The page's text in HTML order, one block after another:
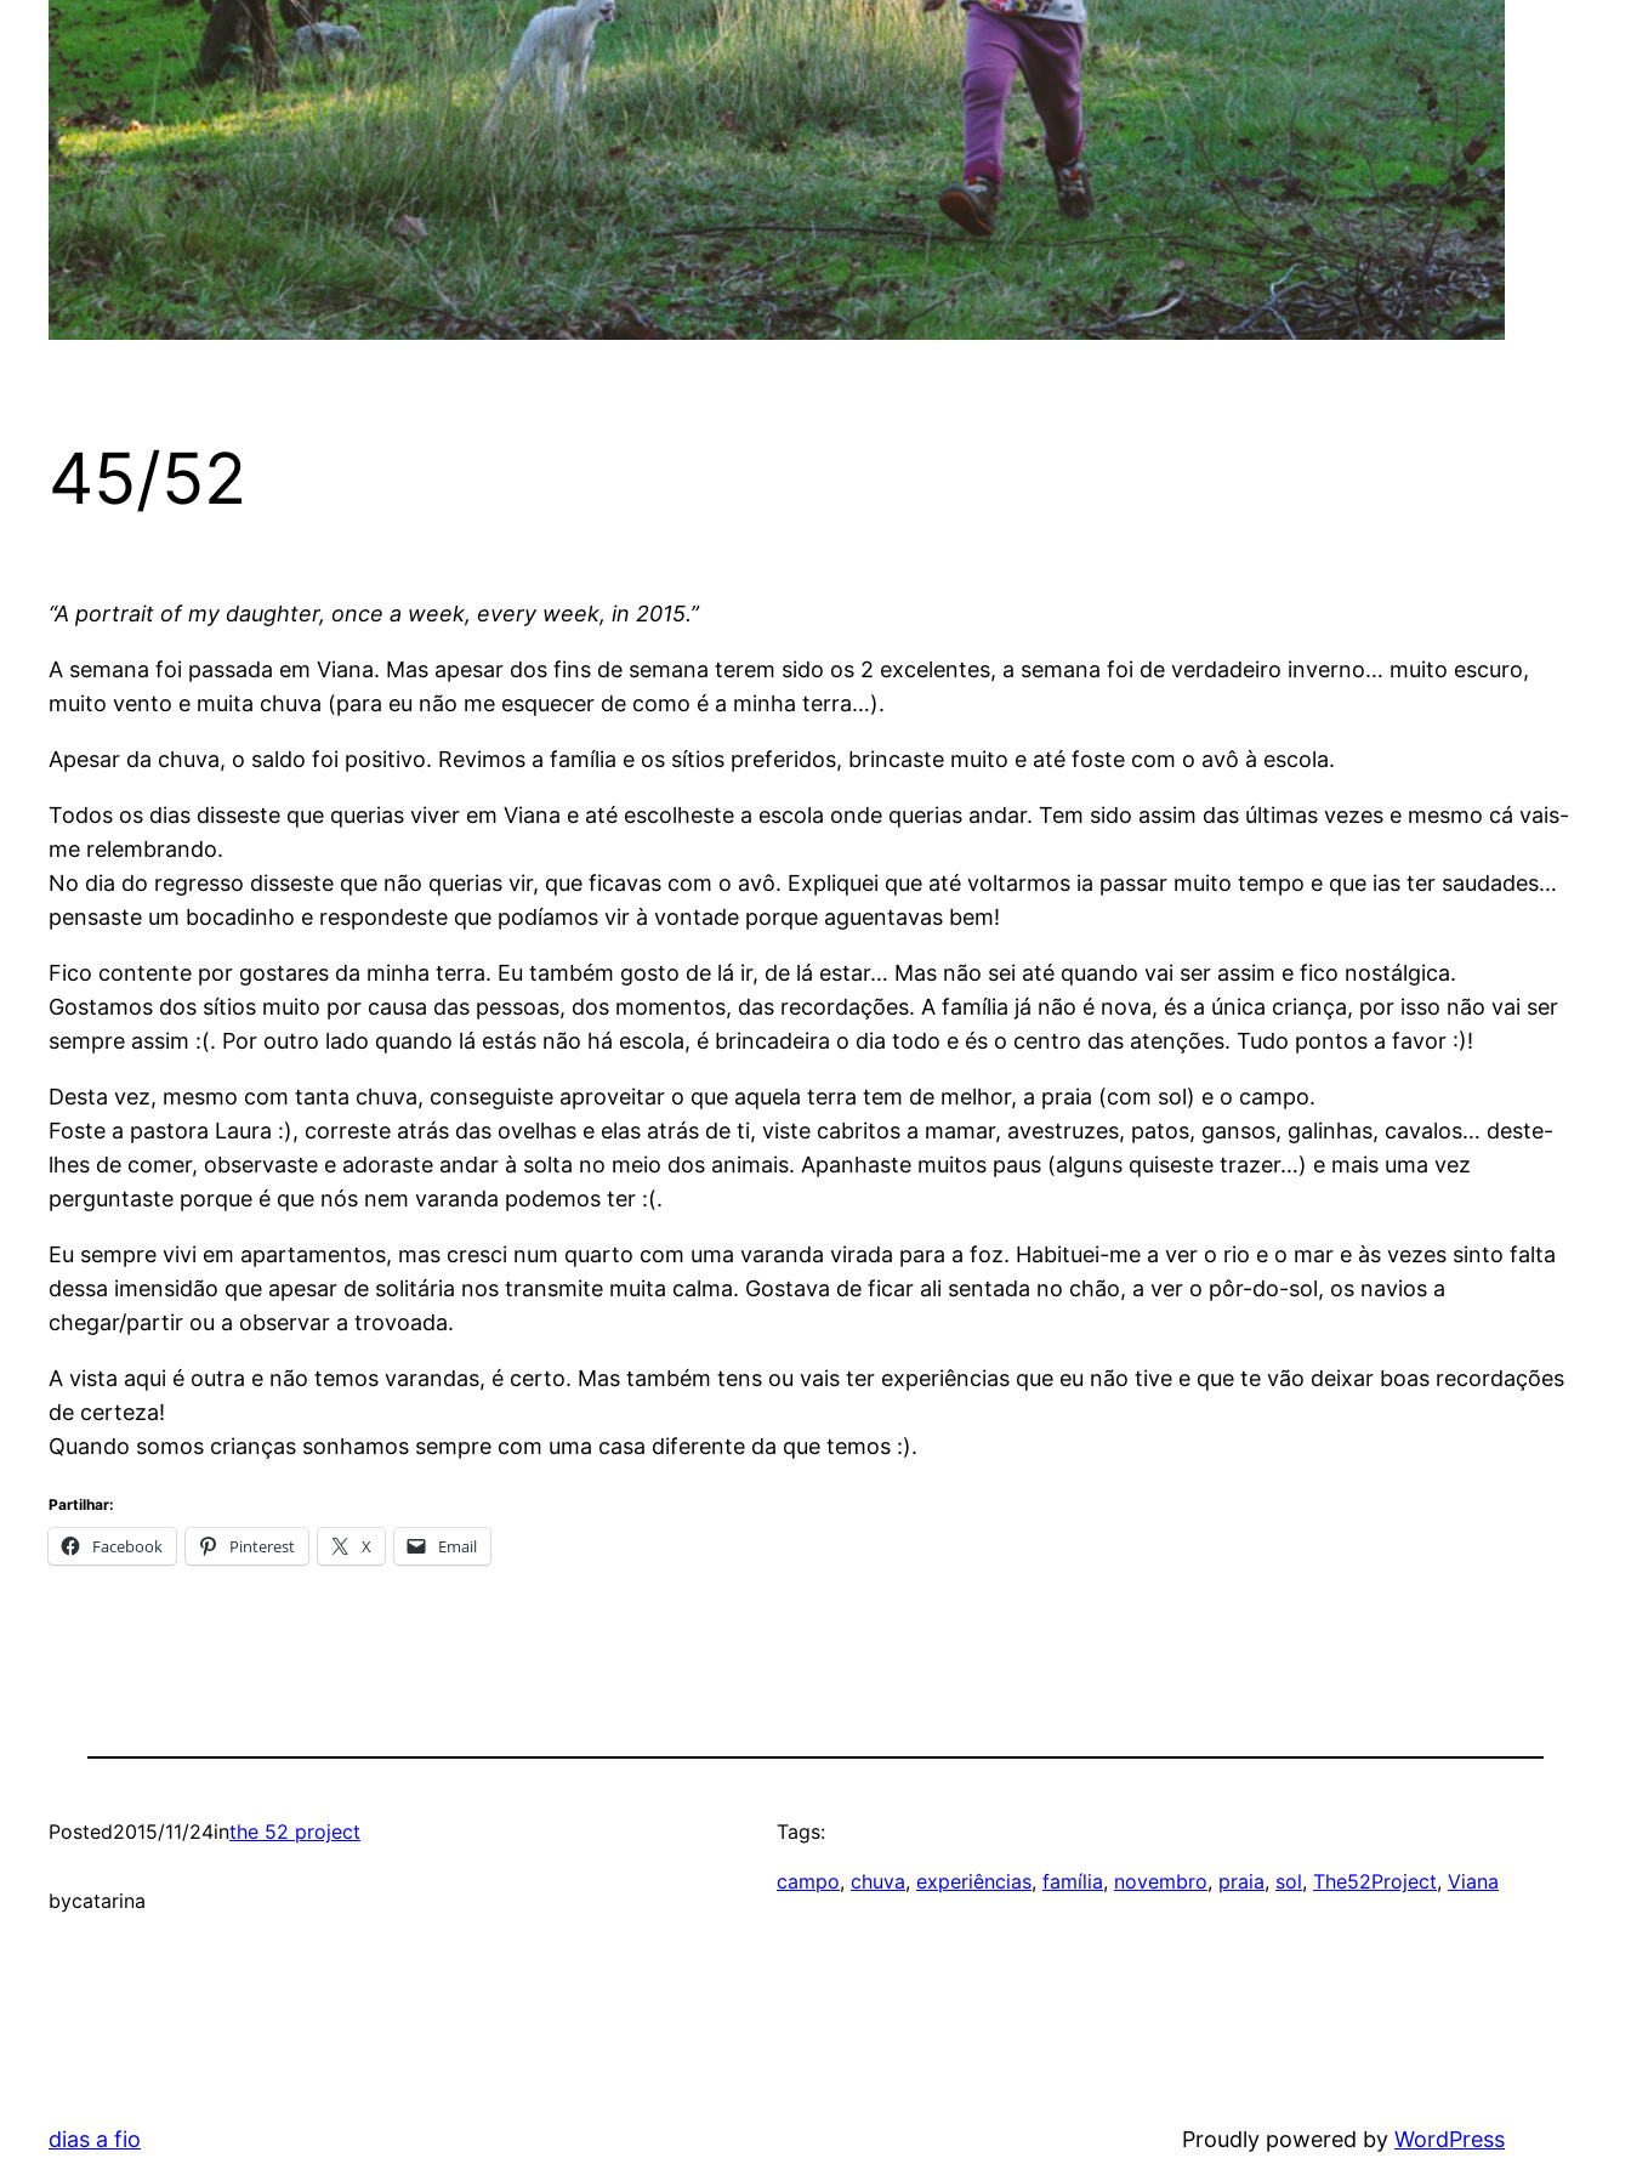
45/52
“A portrait of my daughter, once a week, every week, in 2015.”
A semana foi passada em Viana. Mas apesar dos fins de semana terem sido os 2 excelentes, a semana foi de verdadeiro inverno… muito escuro,
muito vento e muita chuva (para eu não me esquecer de como é a minha terra…).
Apesar da chuva, o saldo foi positivo. Revimos a família e os sítios preferidos, brincaste muito e até foste com o avô à escola.
Todos os dias disseste que querias viver em Viana e até escolheste a escola onde querias andar. Tem sido assim das últimas vezes e mesmo cá vais-
me relembrando.
No dia do regresso disseste que não querias vir, que ficavas com o avô. Expliquei que até voltarmos ia passar muito tempo e que ias ter saudades…
pensaste um bocadinho e respondeste que podíamos vir à vontade porque aguentavas bem!
Fico contente por gostares da minha terra. Eu também gosto de lá ir, de lá estar… Mas não sei até quando vai ser assim e fico nostálgica.
Gostamos dos sítios muito por causa das pessoas, dos momentos, das recordações. A família já não é nova, és a única criança, por isso não vai ser
sempre assim :(. Por outro lado quando lá estás não há escola, é brincadeira o dia todo e és o centro das atenções. Tudo pontos a favor :)!
Desta vez, mesmo com tanta chuva, conseguiste aproveitar o que aquela terra tem de melhor, a praia (com sol) e o campo.
Foste a pastora Laura :), correste atrás das ovelhas e elas atrás de ti, viste cabritos a mamar, avestruzes, patos, gansos, galinhas, cavalos… deste-
lhes de comer, observaste e adoraste andar à solta no meio dos animais. Apanhaste muitos paus (alguns quiseste trazer…) e mais uma vez
perguntaste porque é que nós nem varanda podemos ter :(.
Eu sempre vivi em apartamentos, mas cresci num quarto com uma varanda virada para a foz. Habituei-me a ver o rio e o mar e às vezes sinto falta
dessa imensidão que apesar de solitária nos transmite muita calma. Gostava de ficar ali sentada no chão, a ver o pôr-do-sol, os navios a
chegar/partir ou a observar a trovoada.
A vista aqui é outra e não temos varandas, é certo. Mas também tens ou vais ter experiências que eu não tive e que te vão deixar boas recordações
de certeza!
Quando somos crianças sonhamos sempre com uma casa diferente da que temos :).
Partilhar:
Facebook Pinterest X Email
Posted2015/11/24inthe 52 project
bycatarina
Tags:
campo, chuva, experiências, família, novembro, praia, sol, The52Project, Viana
dias a fio Proudly powered by WordPress